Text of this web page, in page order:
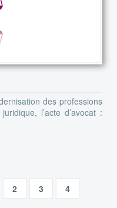
des professions
l’acte d’avocat :
2 3
4